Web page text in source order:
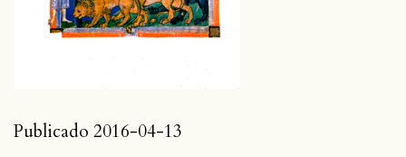
Publicado 2016-04-13